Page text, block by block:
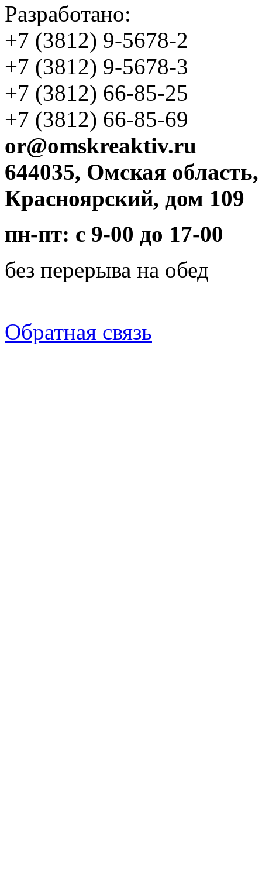
Разработано:
+7 (3812) 9-5678-2
+7 (3812) 9-5678-3
+7 (3812) 66-85-25
+7 (3812) 66-85-69
or@omskreaktiv.ru
644035, Омская
Красноярский, дом 109
пн-пт: с 9-00 до 17-00
без перерыва на обед
Обратная связь